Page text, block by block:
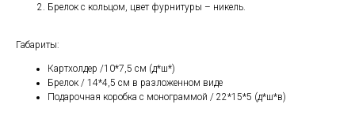
Брелок с кольцом, цвет фурнитуры – никель.
Габариты:
Картхолдер /10*7,5 см (д*ш*)
Брелок / 14*4,5 см в разложенном виде
Подарочная коробка с монограммой / 22*15*5 (д*ш*в)